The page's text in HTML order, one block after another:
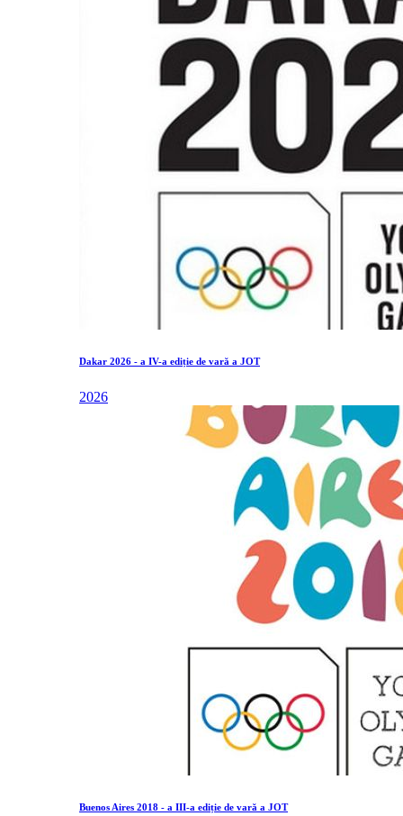
Dakar 2026 - a IV-a ediție de vară a JOT
2026
Buenos Aires 2018 - a III-a ediție de vară a JOT